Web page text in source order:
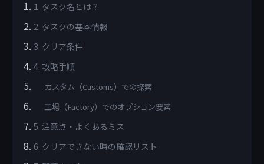
1. タスク名とは？
2. タスクの基本情報
3. クリア条件
4. 攻略手順
カスタム（Customs）での探索
工場（Factory）でのオプション要素
5. 注意点・よくあるミス
6. クリアできない時の確認リスト